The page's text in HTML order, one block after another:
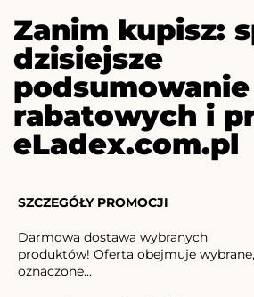
Zanim kupisz:
dzisiejsze
rabatowych i
eLadex.com.pl
SZCZEGÓŁY PROMOCJI
Darmowa dostawa wybranych
produktów! Oferta obejmuje wybrane,
oznaczone...